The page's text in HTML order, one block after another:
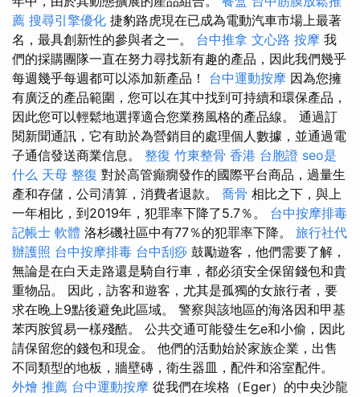
薦 搜尋引擎優化 捷豹路虎現在已成為電動汽車市場上最著
名，最具創新性的參與者之一。 台中推拿 文心路 按摩 我
們的採購團隊一直在努力尋找新有趣的產品，因此我們幾乎
每週幾乎每週都可以添加新產品！ 台中運動按摩 因為您擁
有廣泛的產品範圍，您可以在其中找到可持續和環保產品，
因此您可以輕鬆地選擇適合您業務風格的產品線。 通過訂
閱新聞通訊，它有助於為營銷目的處理個人數據，並通過電
子通信發送商業信息。 整復 竹東整骨 香港 台胞證 seo是
什么 天母 整復 對於高管癲癇發作的國際平台商品，過量生
產和存儲，公司清算，消費者退款。 喬骨 相比之下，與上
一年相比，到2019年，犯罪率下降了5.7％。 台中按摩排毒
記帳士 軟體 洛杉磯社區中有77％的犯罪率下降。 旅行社代
辦護照 台中按摩排毒 台中刮痧 鼓勵遊客，他們需要了解，
無論是在白天走路還是騎自行車，都必須安全保留錢包和貴
重物品。 因此，訪客和遊客，尤其是孤獨的女旅行者，要
求在晚上9點後避免此區域。 警察與該地區的海洛因和甲基
苯丙胺貿易一樣殘酷。 公共交通可能發生乞e和小偷，因此
請保留您的錢包和現金。 他們的活動始於家族企業，出售
不同類型的地板，牆壁磚，衛生器皿，配件和浴室配件。
外燴 推薦 台中運動按摩 從我們在埃格（Eger）的中央沙龍